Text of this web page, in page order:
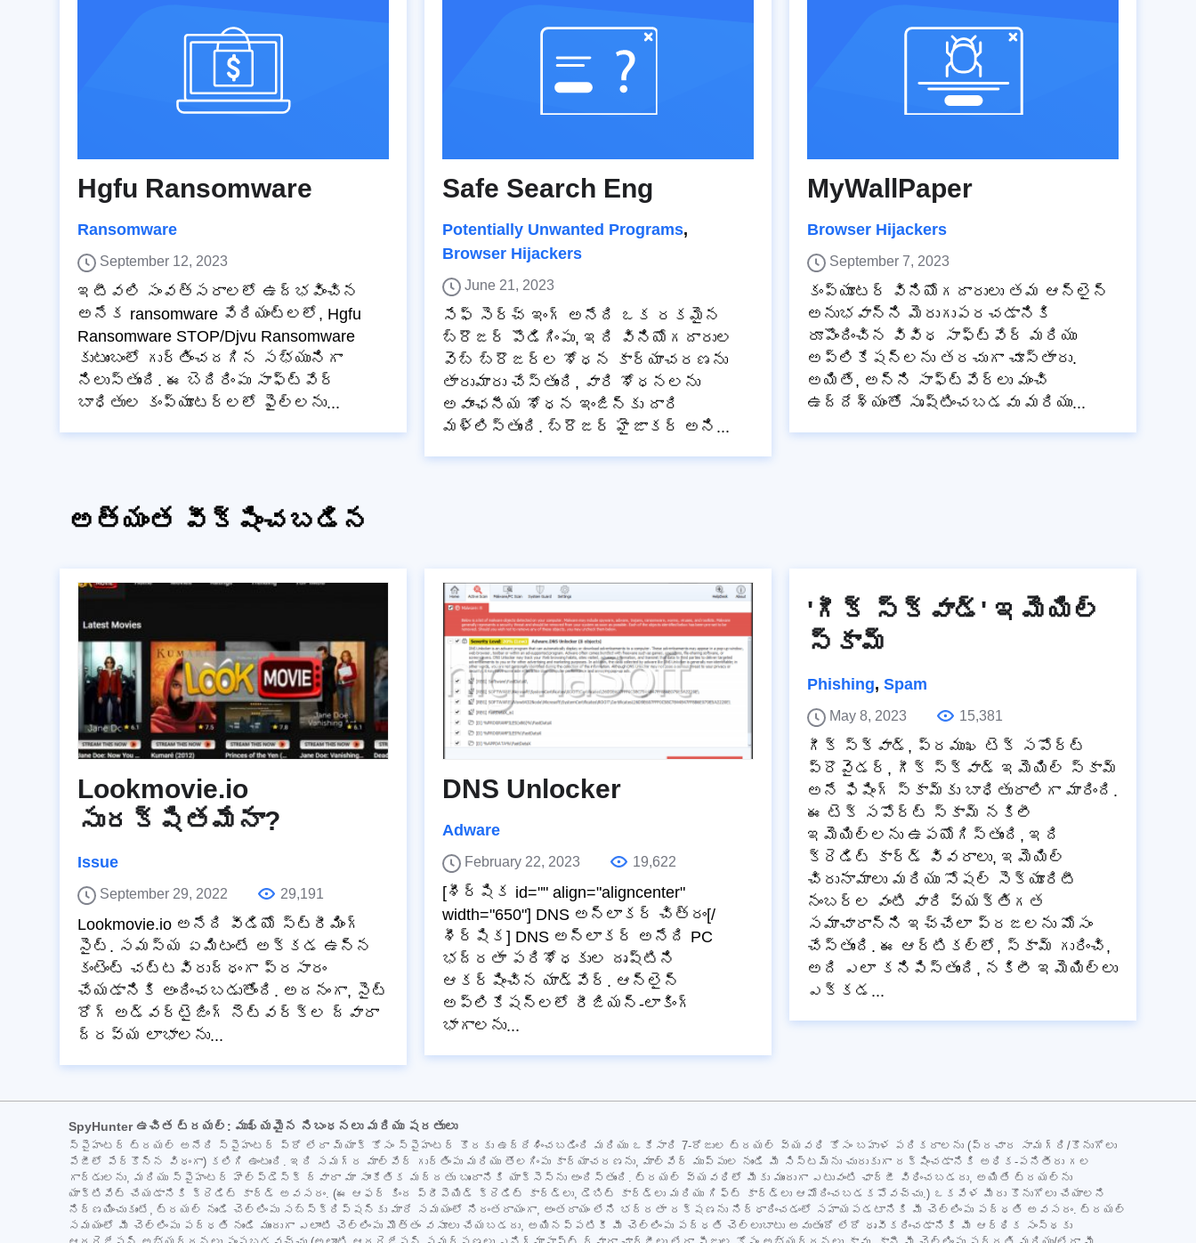
Hgfu Ransomware
Ransomware
September 12, 2023
ఇటీవలి సంవత్సరాలలో ఉద్భవించిన
అనేక ransomware వేరియంట్‌లలో, Hgfu
Ransomware STOP/Djvu Ransomware
కుటుంబంలో గుర్తించదగిన సభ్యునిగా
నిలుస్తుంది. ఈ బెదిరింపు సాఫ్ట్‌వేర్
బాధితుల కంప్యూటర్‌లలో ఫైల్‌లను...
Safe Search Eng
Potentially Unwanted Programs,
Browser Hijackers
June 21, 2023
సేఫ్ సెర్చ్ ఇంగ్ అనేది ఒక రకమైన
బ్రౌజర్ పొడిగింపు, ఇది వినియోగదారుల
వెబ్ బ్రౌజర్‌ల శోధన కార్యాచరణను
తారుమారు చేస్తుంది, వారి శోధనలను
అవాంఛనీయ శోధన ఇంజిన్‌కు దారి
మళ్లిస్తుంది. బ్రౌజర్ హైజాకర్ అని...
MyWallPaper
Browser Hijackers
September 7, 2023
కంప్యూటర్ వినియోగదారులు తమ ఆన్‌లైన్
అనుభవాన్ని మెరుగుపరచడానికి
రూపొందించిన వివిధ సాఫ్ట్‌వేర్ మరియు
అప్లికేషన్‌లను తరచుగా చూస్తారు.
అయితే, అన్ని సాఫ్ట్‌వేర్‌లు మంచి
ఉద్దేశ్యంతో సృష్టించబడవు మరియు...
అత్యంత వీక్షించబడిన
Lookmovie.io
సురక్షితమేనా?
Issue
September 29, 2022 29,191
Lookmovie.io అనేది వీడియో స్ట్రీమింగ్
సైట్. సమస్య ఏమిటంటే అక్కడ ఉన్న
కంటెంట్ చట్టవిరుద్ధంగా ప్రసారం
చేయడానికి అందించబడుతోంది. అదనంగా, సైట్
రోగ్ అడ్వర్టైజింగ్ నెట్‌వర్క్‌ల ద్వారా
ద్రవ్య లాభాలను...
DNS Unlocker
Adware
February 22, 2023 19,622
[శీర్షిక id="" align="aligncenter"
width="650"] DNS అన్‌లాకర్ చిత్రం[/
శీర్షిక] DNS అన్‌లాకర్ అనేది PC
భద్రతా పరిశోధకుల దృష్టిని
ఆకర్షించిన యాడ్‌వేర్. ఆన్‌లైన్
అప్లికేషన్‌లలో రీజియన్-లాకింగ్
భాగాలను...
'గీక్ స్క్వాడ్' ఇమెయిల్
స్కామ్
Phishing, Spam
May 8, 2023 15,381
గీక్ స్క్వాడ్, ప్రముఖ టెక్ సపోర్ట్
ప్రొవైడర్, గీక్ స్క్వాడ్ ఇమెయిల్ స్కామ్
అనే ఫిషింగ్ స్కామ్‌కు బాధితురాలిగా మారింది.
ఈ టెక్ సపోర్ట్ స్కామ్ నకిలీ
ఇమెయిల్‌లను ఉపయోగిస్తుంది, ఇది
క్రెడిట్ కార్డ్ వివరాలు, ఇమెయిల్
చిరునామాలు మరియు సోషల్ సెక్యూరిటీ
నంబర్‌ల వంటి వారి వ్యక్తిగత
సమాచారాన్ని ఇచ్చేలా ప్రజలను మోసం
చేస్తుంది. ఈ ఆర్టికల్‌లో, స్కామ్ గురించి,
అది ఎలా కనిపిస్తుంది, నకిలీ ఇమెయిల్‌లు
ఎక్కడ...
SpyHunter ఉచిత ట్రయల్: ముఖ్యమైన నిబంధనలు మరియు షరతులు
స్పైహంటర్ ట్రయల్ అనేది స్పైహంటర్ ప్రో లేదా మ్యాక్ కోసం స్పైహంటర్ కొరకు ఉద్దేశించబడింది మరియు ఒకేసారి 7-రోజుల ట్రయల్ వ్యవధి కోసం బహుళ పరికరాలను (ప్రచార సామగ్రి/కొనుగోలు
పేజీలో పేర్కొన్న విధంగా) కలిగి ఉంటుంది. ఇది సమగ్ర మాల్వేర్ గుర్తింపు మరియు తొలగింపు కార్యాచరణను, మాల్వేర్ ముప్పుల నుండి మీ సిస్టమ్‌ను చురుకుగా రక్షించడానికి అధిక-పనితీరు గల
గార్డులను, మరియు స్పైహంటర్ హెల్ప్‌డెస్క్ ద్వారా మా సాంకేతిక మద్దతు బృందానికి యాక్సెస్‌ను అందిస్తుంది. ట్రయల్ వ్యవధిలో మీకు ముందుగా ఎటువంటి ఛార్జీ విధించబడదు, అయితే ట్రయల్‌ను
యాక్టివేట్ చేయడానికి క్రెడిట్ కార్డ్ అవసరం. (ఈ ఆఫర్ కింద ప్రీపెయిడ్ క్రెడిట్ కార్డ్‌లు, డెబిట్ కార్డ్‌లు మరియు గిఫ్ట్ కార్డ్‌లు ఆమోదించబడకపోవచ్చు.) ఒకవేళ మీరు కొనుగోలు చేయాలని
నిర్ణయించుకుంటే, ట్రయల్ నుండి చెల్లింపు సబ్‌స్క్రిప్షన్‌కు మారే సమయంలో నిరంతరాయంగా, అంతరాయం లేని భద్రతా రక్షణను నిర్ధారించడంలో సహాయపడటానికి మీ చెల్లింపు పద్ధతి అవసరం. ట్రయల్
సమయంలో మీ చెల్లింపు పద్ధతి నుండి ముందుగా ఎలాంటి చెల్లింపు మొత్తం వసూలు చేయబడదు, అయినప్పటికీ మీ చెల్లింపు పద్ధతి చెల్లుబాటు అవుతుందో లేదో ధృవీకరించడానికి మీ ఆర్థిక సంస్థకు